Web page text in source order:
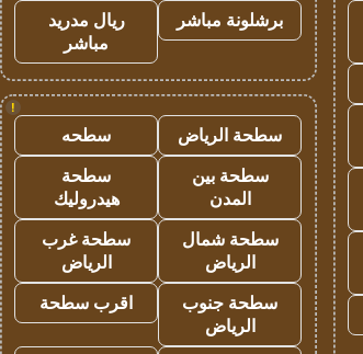
برشلونة مباشر
ريال مدريد
مباشر
!
سطحة الرياض
سطحه
سطحة بين
المدن
سطحة
هيدروليك
سطحة شمال
الرياض
سطحة غرب
الرياض
سطحة جنوب
الرياض
اقرب سطحة